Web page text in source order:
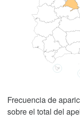
Frecuencia de
sobre el total del